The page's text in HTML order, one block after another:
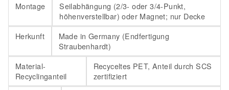
Montage
Seilabhängung (2/3- oder 3/4-Punkt,
höhenverstellbar) oder Magnet; nur Decke
Herkunft
Made in Germany (Endfertigung
Straubenhardt)
Material-
Recyclinganteil
Recyceltes PET, Anteil durch SCS
zertifiziert